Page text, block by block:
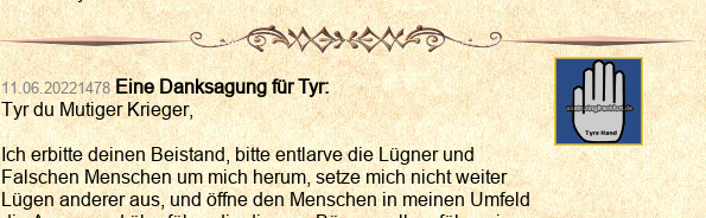
11.06.20221478Eine Danksagung für Tyr:
Tyr du Mutiger Krieger,
Ich erbitte deinen Beistand, bitte entlarve die Lügner und
Falschen Menschen um mich herum, setze mich nicht weiter
Lügen anderer aus, und öffne den Menschen in meinen Umfeld